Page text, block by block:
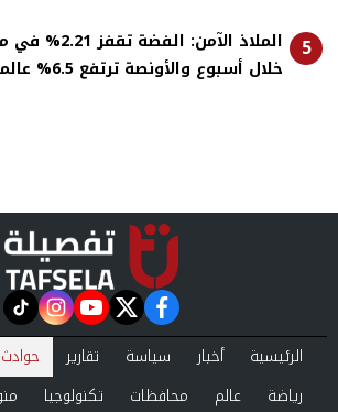
5
الملاذ الآمن: الفضة
خلال أسبوع والأونصة ترتفع 6.5% عالميًا
facebook
twitter
youtube
الرئيسية أخبار سياسة تقارير حوادث
رياضة
عالم محافظات تكنولوجيا